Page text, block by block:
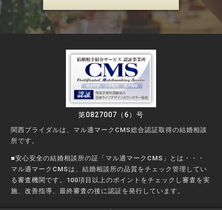
第0827007（6）号
関西ブライダルは、マル適マークCMS総合認証取得の結婚相談
所です。
■安心安全の結婚相談所の証「マル適マークCMS」とは・・・
マル適マークCMSは、結婚相談所の品質をチェック管理してい
る審査機関です。100項目以上のポイントをチェックし審査を実
施、改善指導、最終審査の後に認証を発行しています。